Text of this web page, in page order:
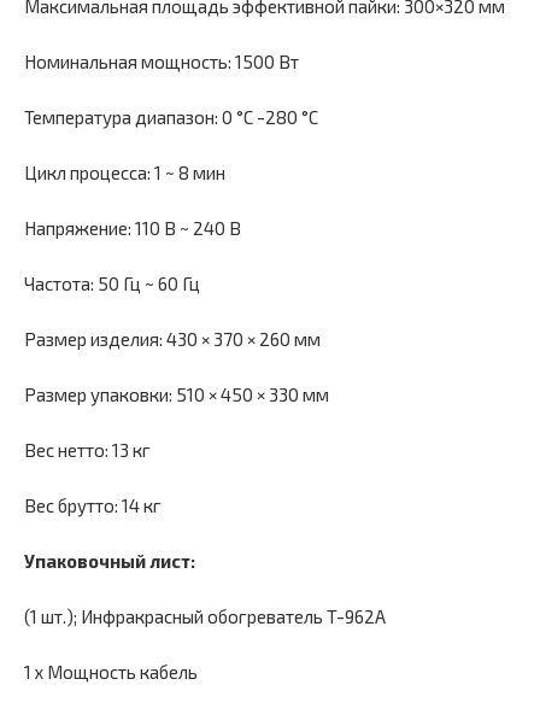
Максимальная площадь эффективной пайки: 300×320 мм
Номинальная мощность: 1500 Вт
Температура диапазон: 0 °C -280 °C
Цикл процесса: 1 ~ 8 мин
Напряжение: 110 В ~ 240 В
Частота: 50 Гц ~ 60 Гц
Размер изделия: 430 × 370 × 260 мм
Размер упаковки: 510 × 450 × 330 мм
Вес нетто: 13 кг
Вес брутто: 14 кг
Упаковочный лист:
(1 шт.); Инфракрасный обогреватель T-962A
1 x Мощность кабель